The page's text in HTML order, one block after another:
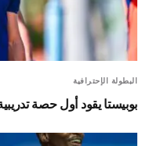
البطولة الإحترافية
بوبيستا يقود أول حصة